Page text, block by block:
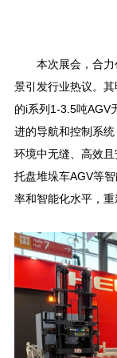
本次展会，合力
景引发行业热议。
的i系列1-3.5吨AGV
进的导航和控制系
环境中无缝、高效
托盘堆垛车AGV等
率和智能化水平，重